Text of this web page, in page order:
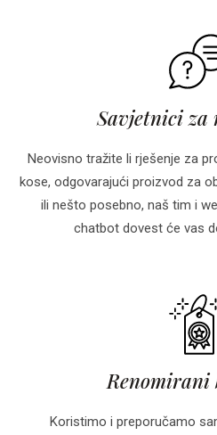
Savjetnici za
Neovisno tražite li rješenje za
kose, odgovarajući proizvod za
ili nešto posebno, naš tim i
chatbot dovest će vas
Renomirani
Koristimo i preporučamo